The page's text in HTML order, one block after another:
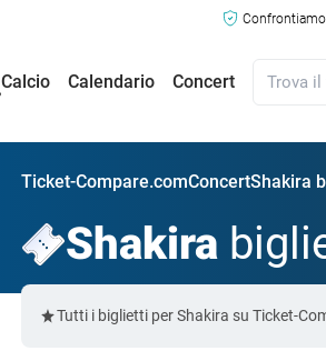
Calcio Calendario Concert
Ticket-Compare.comConcertShakira
Shakira
Tutti i biglietti per Shakira su Ticket-